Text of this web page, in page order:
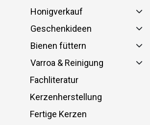
Honigverkauf
Geschenkideen
Bienen füttern
Varroa & Reinigung
Fachliteratur
Kerzenherstellung
Fertige Kerzen